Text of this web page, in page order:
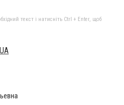
текст і натисніть Ctrl + Enter, щоб